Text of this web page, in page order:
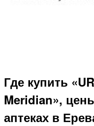
Где купить
Meridian»,
аптеках в